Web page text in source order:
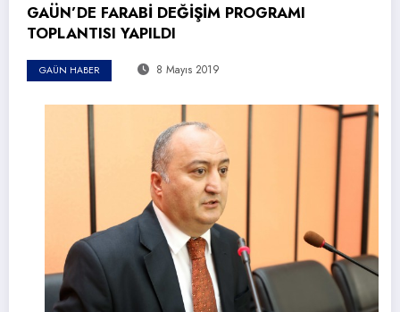
GAÜN’DE FARABİ DEĞİŞİM PROGRAMI
TOPLANTISI YAPILDI
GAÜN HABER 8 Mayıs 2019